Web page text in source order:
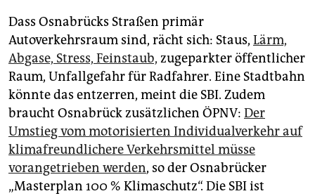
Dass Osnabrücks Straßen primär
Autoverkehrsraum sind, rächt sich: Staus, Lärm,
Abgase, Stress, Feinstaub, zu­ge­parkter öffentlicher
Raum, Unfallgefahr für Radfahrer. Eine Stadtbahn
könnte das entzerren, meint die SBI. Zudem
braucht Osnabrück zusätzlichen ÖPNV: Der
Umstieg vom motorisierten Individualverkehr auf
klimafreundlichere Verkehrsmittel müsse
vorangetrieben werden, so der Osnabrücker
„Masterplan 100 % Klimaschutz“. Die SBI ist